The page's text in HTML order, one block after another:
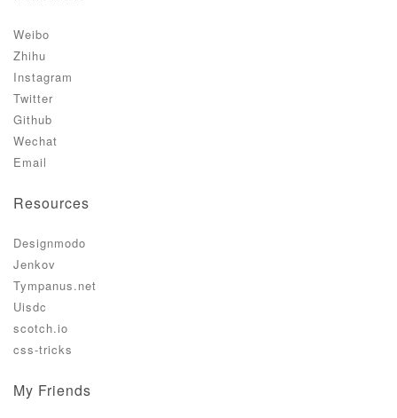
Weibo
Zhihu
Instagram
Twitter
Github
Wechat
Email
Resources
Designmodo
Jenkov
Tympanus.net
Uisdc
scotch.io
css-tricks
My Friends